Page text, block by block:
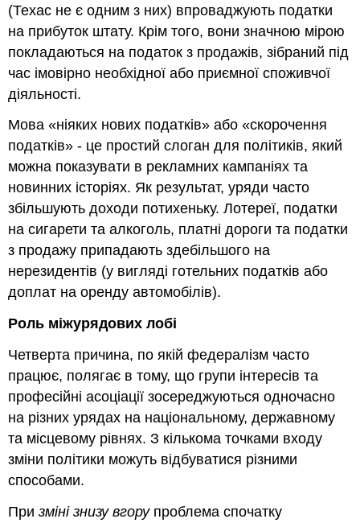
(Техас не є одним з них) впроваджують податки
на прибуток штату. Крім того, вони значною мірою
покладаються на податок з продажів, зібраний під
час імовірно необхідної або приємної споживчої
діяльності.
Мова «ніяких нових податків» або «скорочення
податків» - це простий слоган для політиків, який
можна показувати в рекламних кампаніях та
новинних історіях. Як результат, уряди часто
збільшують доходи потихеньку. Лотереї, податки
на сигарети та алкоголь, платні дороги та податки
з продажу припадають здебільшого на
нерезидентів (у вигляді готельних податків або
доплат на оренду автомобілів).
Роль міжурядових лобі
Четверта причина, по якій федералізм часто
працює, полягає в тому, що групи інтересів та
професійні асоціації зосереджуються одночасно
на різних урядах на національному, державному
та місцевому рівнях. З кількома точками входу
зміни політики можуть відбуватися різними
способами.
Призміні знизу вгорупроблема спочатку